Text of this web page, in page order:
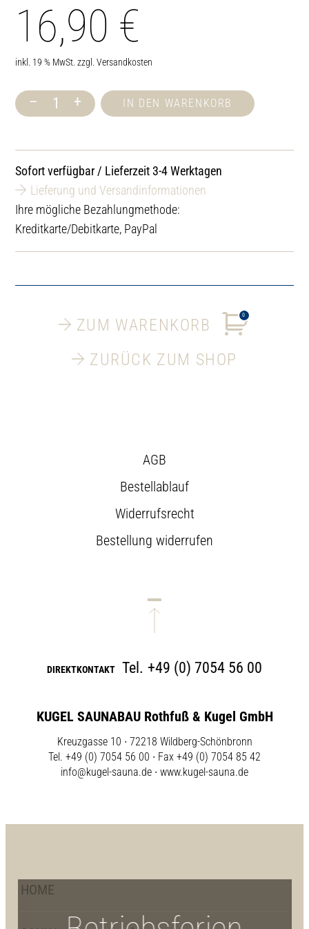
16,90 €
inkl. 19 % MwSt. zzgl.Versandkosten
Infrarotkabinen-
Spray
– + IN DEN WARENKORB
Sofort verfügbar / Lieferzeit 3-4 Werktagen
Lieferung und Versandinformationen
Ihre mögliche Bezahlungmethode:
Kreditkarte/Debitkarte, PayPal
ZUM WARENKORB 0
ZURÜCK ZUM SHOP
AGB
Bestellablauf
Widerrufsrecht
Bestellung widerrufen
DIREKTKONTAKT Tel. +49 (0) 7054 56 00
KUGEL SAUNABAU Rothfuß & Kugel GmbH
Kreuzgasse 10 ∙ 72218 Wildberg-Schönbronn
Tel. +49 (0) 7054 56 00 ∙ Fax +49 (0) 7054 85 42
info@kugel-sauna.de ∙ www.kugel-sauna.de
HOME